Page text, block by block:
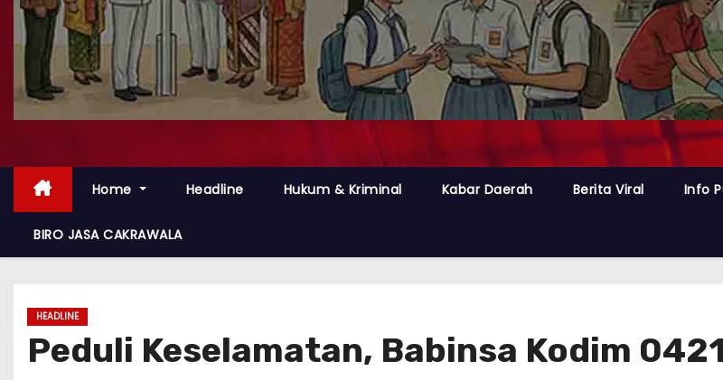
Home Headline Hukum & Kriminal Kabar Daerah Berita Viral Info
BIRO JASA CAKRAWALA
HEADLINE
Peduli Keselamatan, Babinsa Kodim